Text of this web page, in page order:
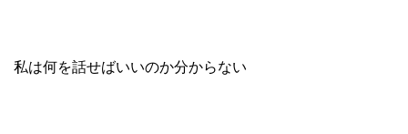
私は何を話せばいいのか分からない